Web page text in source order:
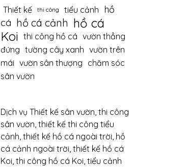
Thiết kế thi công tiểu cảnh hồ
cá hồ cá cảnh hồ cá
Koi thi công hồ cá vườn thẳng
đứng tường cây xanh vườn trên
mái vườn sân thượng chăm sóc
sân vườn
Dịch vụ Thiết kế sân vườn, thi công
sân vườn, thiết kế thi công tiểu
cảnh, thiết kế hồ cá ngoài trời, hồ
cá cảnh ngoài trời, thiết kế hồ cá
Koi, thi công hồ cá Koi, tiểu cảnh